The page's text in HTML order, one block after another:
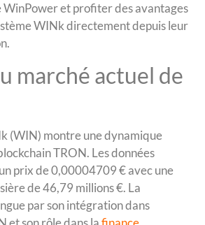
WinPower et profiter des avantages
WINk directement depuis leur
marché actuel de
(WIN) montre une dynamique
TRON. Les données
prix de 0,00004709 € avec une
de 46,79 millions €. La
par son intégration dans